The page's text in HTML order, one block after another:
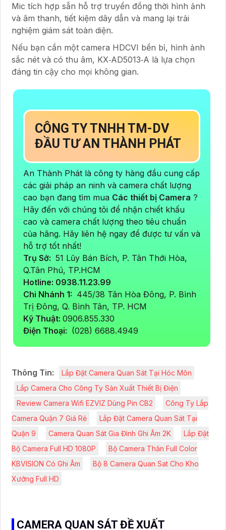
Mic tích hợp sẵn hỗ trợ truyền đồng thời hình ảnh
và âm thanh, tiết kiệm dây dẫn và mang lại trải
nghiệm giám sát toàn diện.
Nếu bạn cần một camera HDCVI bền bỉ, hình ảnh
sắc nét và có thu âm, KX‑AD5013‑A là lựa chọn
đáng tin cậy cho mọi không gian.
CÔNG TY TNHH TM-DV
ĐẦU TƯ AN THÀNH PHÁT
An Thành Phát là công ty hàng đầu cung cấp
các giải pháp an ninh và camera chất lượng
cao bạn đang tìm mua Các thiết bị Camera ?
Hãy đến với chúng tôi để nhận chiết khấu
cao và camera chất lượng theo tiêu chuẩn
của hãng. Hãy liên hệ ngay để được tư vấn và
hỗ trợ tốt nhất!
Trụ Sở: 51 Lũy Bán Bích, P. Tân Thới Hòa,
Q.Tân Phú, TP.HCM
Hotline: 0938.11.23.99
Chi Nhánh 1: 445/38 Tân Hòa Đông, P. Bình
Trị Đông, Q. Bình Tân, TP. HCM
Kỹ Thuật: 0906.855.330
Điện Thoại: (028) 6688.4949
Thông Tin:
Lắp Đặt Camera Quan Sát Tại Hóc Môn
Lắp Camera Cho Công Ty Sản Xuất Thiết Bị Điện
Review Camera Wifi EZVIZ Dùng Pin CB2
Công Ty Lắp
Camera Quận 7 Giá Rẻ
Lắp Đặt Camera Quan Sát Tại
Quận 9
Camera Quan Sát Gia Đình Ghi Âm 2K
Lắp Đặt
Bộ Camera Full HD 1080P
Bộ Camera Thân Full Color
KBVISION Có Ghi Âm
Bộ 8 Camera Quan Sat Cho Kho
Xưởng Full HD
CAMERA QUAN SÁT ĐỀ XUẤT